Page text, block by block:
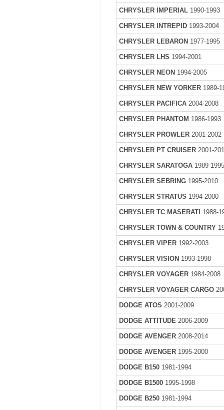
CHRYSLER IMPERIAL 1990-1993
CHRYSLER INTREPID 1993-2004
CHRYSLER LEBARON 1977-1995
CHRYSLER LHS 1994-2001
CHRYSLER NEON 1994-2005
CHRYSLER NEW YORKER 1989-
CHRYSLER PACIFICA 2004-2008
CHRYSLER PHANTOM 1986-1993
CHRYSLER PROWLER2001-2002
CHRYSLER PT CRUISER 2001-
CHRYSLER SARATOGA 1989-
CHRYSLER SEBRING 1995-2010
CHRYSLER STRATUS 1994-2000
CHRYSLER TC MASERATI 1988-
CHRYSLER TOWN & COUNTRY
CHRYSLER VIPER 1992-2003
CHRYSLER VISION 1993-1998
CHRYSLER VOYAGER 1984-2008
CHRYSLER VOYAGER CARGO
DODGE ATOS 2001-2009
DODGE ATTITUDE 2006-2009
DODGE AVENGER 2008-2014
DODGE AVENGER 1995-2000
DODGE B150 1981-1994
DODGE B1500 1995-1998
DODGE B250 1981-1994